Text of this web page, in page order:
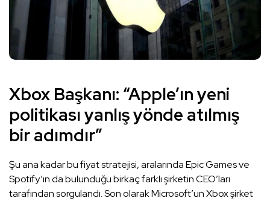
Xbox Başkanı: “Apple’ın yeni
politikası yanlış yönde atılmış
bir adımdır”
Şu ana kadar bu fiyat stratejisi, aralarında Epic Games ve
Spotify’ın da bulunduğu birkaç farklı şirketin CEO’ları
tarafından sorgulandı. Son olarak Microsoft’un Xbox şirket